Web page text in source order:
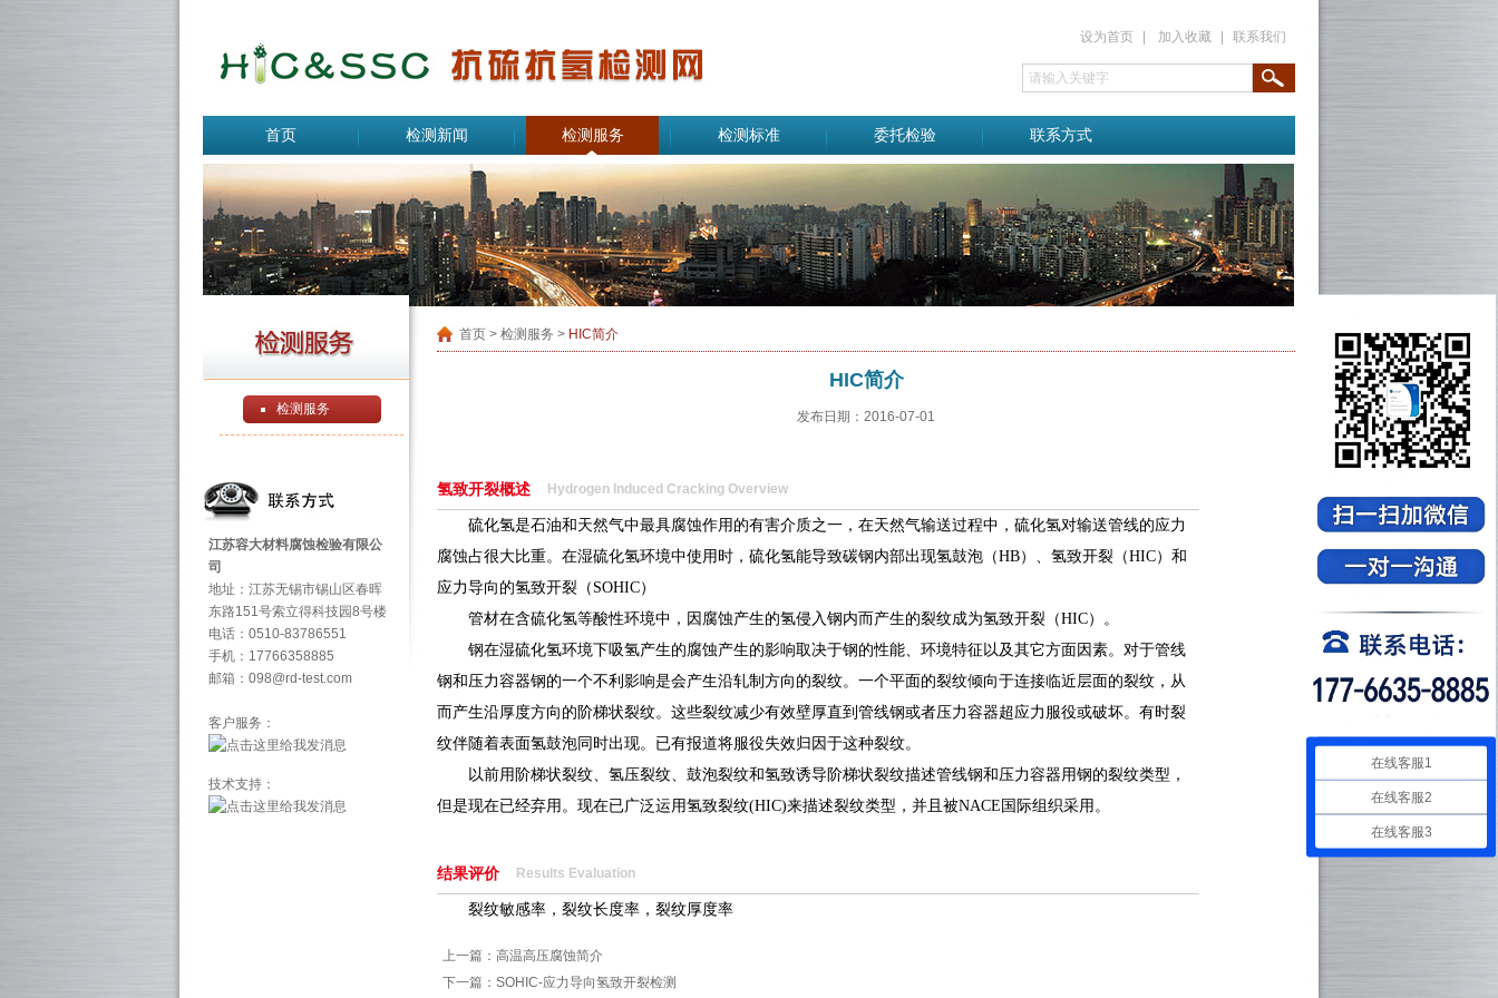
设为首页 加入收藏 联系我们
首页 检测新闻 检测服务 检测标准 委托检验 联系方式
检测服务
江苏容大材料腐蚀检验有限公
司
地址：江苏无锡市锡山区春晖
东路151号索立得科技园8号楼
电话：0510-83786551
手机：17766358885
邮箱：098@rd-test.com
客户服务：
技术支持：
首页 > 检测服务 > HIC简介
HIC简介
发布日期：2016-07-01
氢致开裂概述 Hydrogen Induced Cracking Overview
硫化氢是石油和天然气中最具腐蚀作用的有害介质之一，在天然气输送过程中，硫化氢对输送管线的应力
腐蚀占很大比重。在湿硫化氢环境中使用时，硫化氢能导致碳钢内部出现氢鼓泡（HB）、氢致开裂（HIC）和
应力导向的氢致开裂（SOHIC）
管材在含硫化氢等酸性环境中，因腐蚀产生的氢侵入钢内而产生的裂纹成为氢致开裂（HIC） 。
钢在湿硫化氢环境下吸氢产生的腐蚀产生的影响取决于钢的性能、环境特征以及其它方面因素。对于管线
钢和压力容器钢的一个不利影响是会产生沿轧制方向的裂纹。一个平面的裂纹倾向于连接临近层面的裂纹，从
而产生沿厚度方向的阶梯状裂纹。这些裂纹减少有效壁厚直到管线钢或者压力容器超应力服役或破坏。有时裂
纹伴随着表面氢鼓泡同时出现。已有报道将服役失效归因于这种裂纹。
以前用阶梯状裂纹、氢压裂纹、鼓泡裂纹和氢致诱导阶梯状裂纹描述管线钢和压力容器用钢的裂纹类型，
但是现在已经弃用。现在已广泛运用氢致裂纹(HIC)来描述裂纹类型，并且被NACE国际组织采用。
结果评价 Results Evaluation
裂纹敏感率，裂纹长度率，裂纹厚度率
上一篇：高温高压腐蚀简介
下一篇：SOHIC-应力导向氢致开裂检测
在线客服1
在线客服2
在线客服3